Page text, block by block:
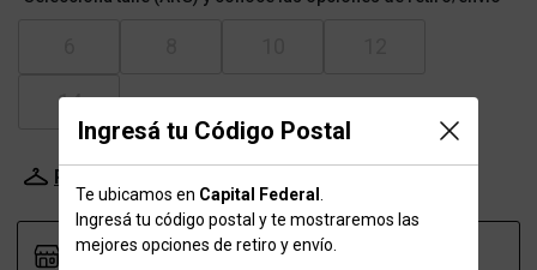
Ingresá tu Código Postal
Te ubicamos en Capital Federal
Ingresá tu código postal y te mostraremos las
mejores opciones de retiro y envío.
14
Probador Virtual